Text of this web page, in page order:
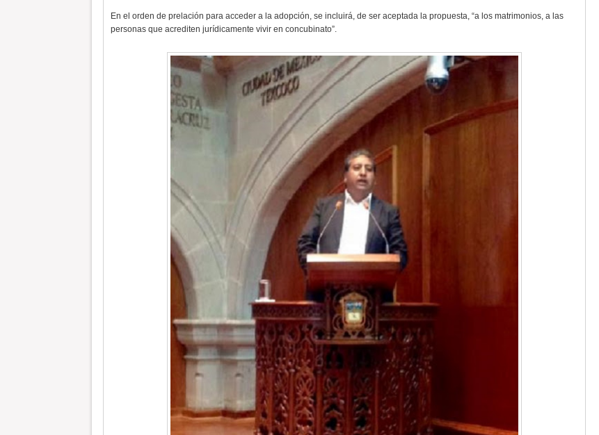
En el orden de prelación para acceder a la adopción, se incluirá, de ser aceptada la propuesta, “a los matrimonios, a las
personas que acrediten jurídicamente vivir en concubinato”.